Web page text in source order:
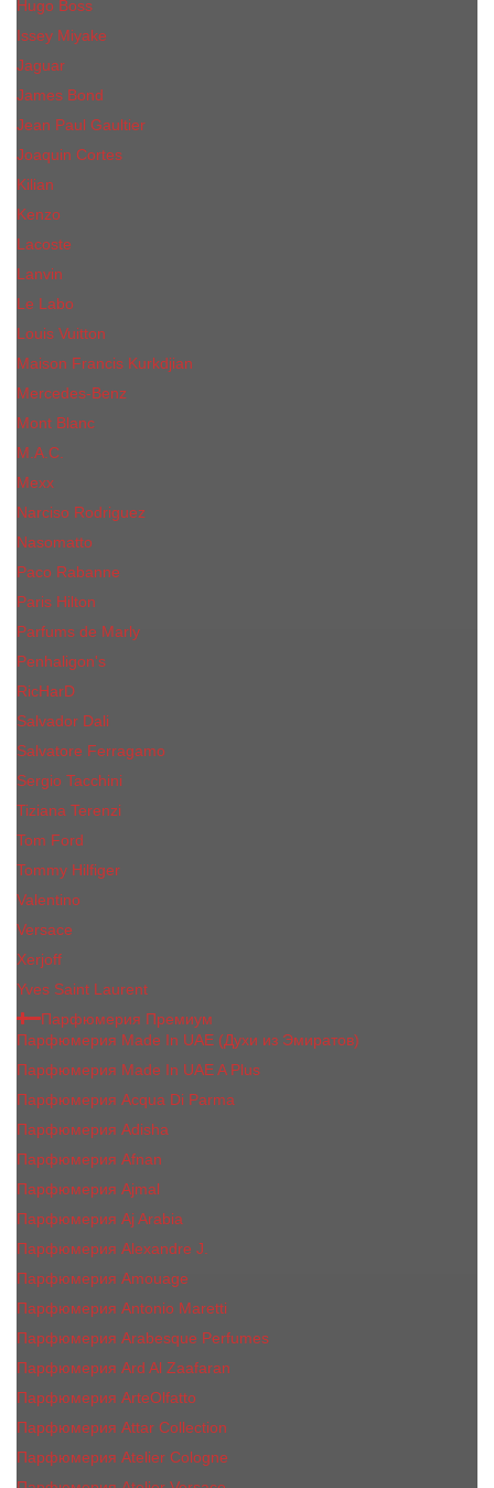
Hugo Boss
Issey Miyake
Jaguar
James Bond
Jean Paul Gaultier
Joaquin Сortes
Kilian
Kenzo
Lacoste
Lanvin
Le Labo
Louis Vuitton
Maison Francis Kurkdjian
Mercedes-Benz
Mont Blanc
M.А.C.
Mexx
Narciso Rodriguez
Nasomatto
Paco Rabanne
Paris Hilton
Parfums de Marly
Penhaligon​'s
RicHarD
Salvador Dali
Salvatore Ferragamo
Sergio Tacchini
Tiziana Terenzi
Tom Ford
Tommy Hilfiger
Valentino
Versace
Xerjoff
Yves Saint Laurent
Парфюмерия Премиум
Парфюмерия Made In UAE (Духи из Эмиратов)
Парфюмерия Made In UAE A Plus
Парфюмерия Acqua Di Parma
Парфюмерия Adisha
Парфюмерия Afnan
Парфюмерия Ajmal
Парфюмерия Aj Arabia
Парфюмерия Alexandre J.
Парфюмерия Amouage
Парфюмерия Antonio Maretti
Парфюмерия Arabesque Perfumes
Парфюмерия Ard Al Zaafaran
Парфюмерия ArteOlfatto
Парфюмерия Attar Collection
Парфюмерия Atelier Cologne